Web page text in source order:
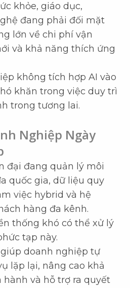
khỏe, giáo dục,
đang phải đối mặt
lớn về chi phí vận
và khả năng thích ứng
không tích hợp AI vào
khăn trong việc duy trì
trong tương lai.
Nghiệp Ngày
đại đang quản lý môi
quốc gia, dữ liệu quy
việc hybrid và hệ
hàng đa kênh.
thống khó có thể xử lý
tạp này.
doanh nghiệp tự
lặp lại, nâng cao khả
hành và hỗ trợ ra quyết